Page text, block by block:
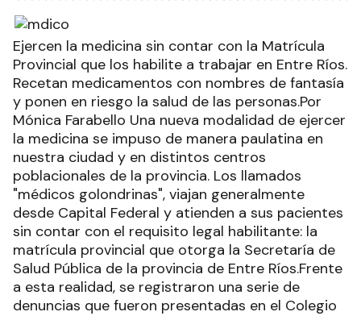
Ejercen la medicina sin contar con la Matrícula
Provincial que los habilite a trabajar en Entre Ríos.
Recetan medicamentos con nombres de fantasía
y ponen en riesgo la salud de las personas.Por
Mónica Farabello Una nueva modalidad de ejercer
la medicina se impuso de manera paulatina en
nuestra ciudad y en distintos centros
poblacionales de la provincia. Los llamados
"médicos golondrinas", viajan generalmente
desde Capital Federal y atienden a sus pacientes
sin contar con el requisito legal habilitante: la
matrícula provincial que otorga la Secretaría de
Salud Pública de la provincia de Entre Ríos.Frente
a esta realidad, se registraron una serie de
denuncias que fueron presentadas en el Colegio